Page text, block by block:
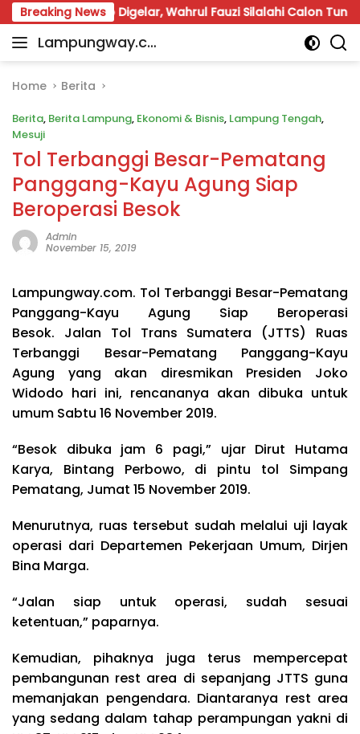
Skip
to
content
Breaking News
Siap Digelar, Wahrul Fauzi Silalahi Calon Tunggal
Lampungway.co
Portal
Daerah
Terpercaya
dan
Terupdate
Home Berita
Berita, Berita Lampung, Ekonomi & Bisnis, Lampung Tengah,
Mesuji
Tol Terbanggi Besar-Pematang
Panggang-Kayu Agung Siap
Beroperasi Besok
Admin
November 15, 2019
Lampungway.com. Tol Terbanggi Besar-Pematang
Panggang-Kayu Agung Siap Beroperasi
Besok. Jalan Tol Trans Sumatera (JTTS) Ruas
Terbanggi Besar-Pematang Panggang-Kayu
Agung yang akan diresmikan Presiden Joko
Widodo hari ini, rencananya akan dibuka untuk
umum Sabtu 16 November 2019.
“Besok dibuka jam 6 pagi,” ujar Dirut Hutama
Karya, Bintang Perbowo, di pintu tol Simpang
Pematang, Jumat 15 November 2019.
Menurutnya, ruas tersebut sudah melalui uji layak
operasi dari Departemen Pekerjaan Umum, Dirjen
Bina Marga.
“Jalan siap untuk operasi, sudah sesuai
ketentuan,” paparnya.
Kemudian, pihaknya juga terus mempercepat
pembangunan rest area di sepanjang JTTS guna
memanjakan pengendara. Diantaranya rest area
yang sedang dalam tahap perampungan yakni di